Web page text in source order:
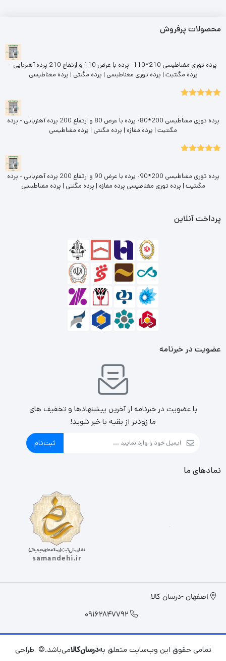
محصولات پرفروش
پرده توری مغناطیسی 210*110- پرده با عرض 110 و ارتفاع 210 پرده آهنربایی -
پرده مگنتیت | پرده توری مغناطیسی | پرده مگنتی | پرده مغناطیسی
پرده توری مغناطیسی 200*80- پرده با عرض 80 و ارتفاع 200 پرده آهنربایی - پرده
مگنتیت | پرده مغازه | پرده مگنتی | پرده مغناطیسی
پرده توری مغناطیسی 200*90- پرده با عرض 90 و ارتفاع 200 پرده آهنربایی - پرده
مگنتیت | پرده توری مغناطیسی پرده مغازه | پرده مگنتی | پرده مغناطیسی
پرداخت آنلاین
عضویت در خبرنامه
با عضویت در خبرنامه از آخرین پیشنهادها و تخفیف های
ما زودتر از بقیه با خبر شوید!
ثبت‌نام
نمادهای ما
اصفهان -درسان کالا
09162847792
تمامی حقوق این وب‌سایت متعلق بهدرسان‌کالامی‌باشد.© طراحی